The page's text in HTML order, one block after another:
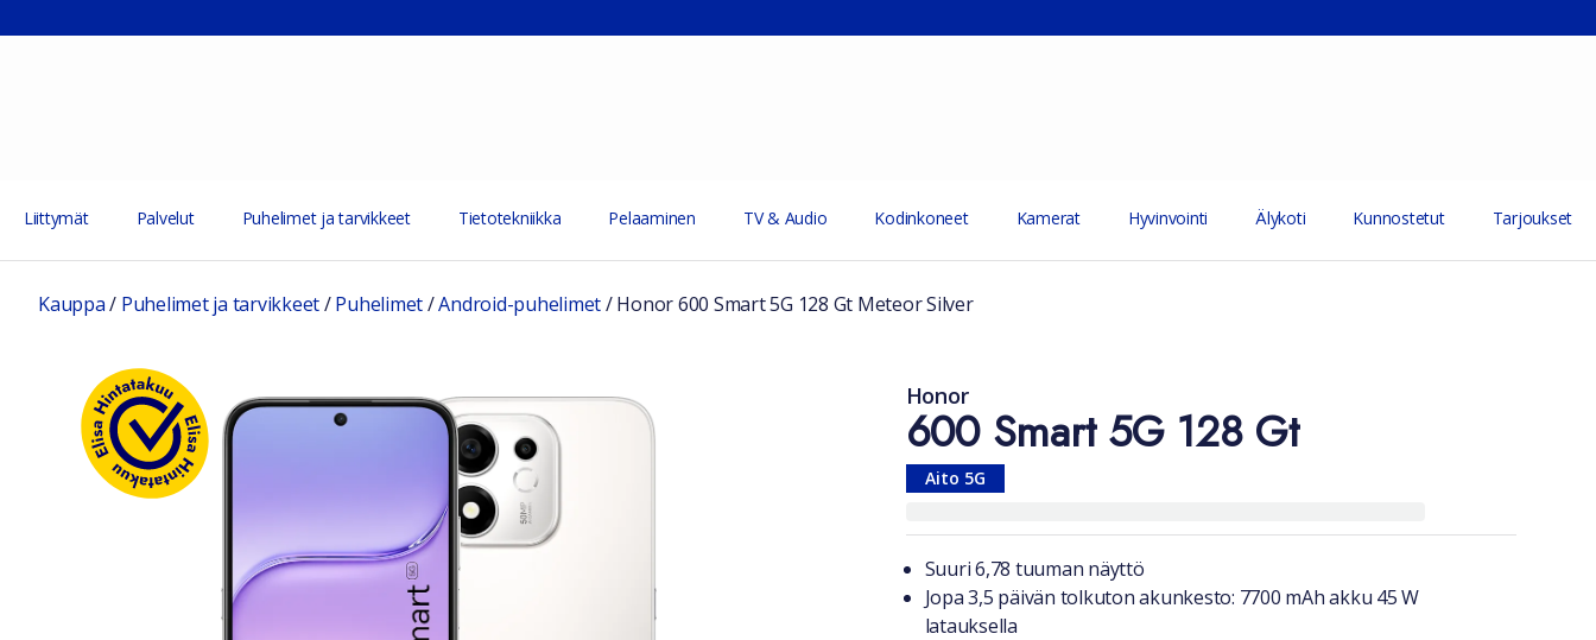
Liittymät Palvelut Puhelimet ja tarvikkeet Tietotekniikka Pelaaminen TV & Audio Kodinkoneet Kamerat Hyvinvointi Älykoti Kunnostetut Tarjoukset
Kauppa/ Puhelimet ja tarvikkeet/Puhelimet/Android-puhelimet/Honor 600 Smart 5G 128 Gt Meteor Silver
Honor
600 Smart 5G 128 Gt
Aito 5G
Tuotteesta lyhyesti
Suuri 6,78 tuuman näyttö
Jopa 3,5 päivän tolkuton akunkesto: 7700 mAh akku 45 W
latauksella